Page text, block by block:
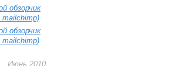
обзорчик
mailchimp)
обзорчик
mailchimp)
Июнь 2010